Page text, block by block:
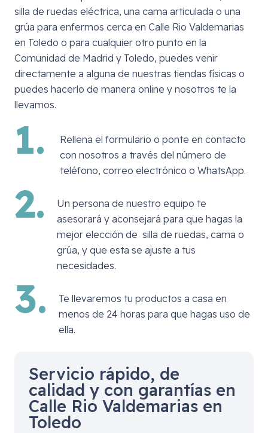
silla de ruedas eléctrica, una cama articulada o una
grúa para enfermos cerca en Calle Rio Valdemarias
en Toledo o para cualquier otro punto en la
Comunidad de Madrid y Toledo, puedes venir
directamente a alguna de nuestras tiendas físicas o
puedes hacerlo de manera online y nosotros te la
llevamos.
1.
Rellena el formulario o ponte en contacto
con nosotros a través del número de
teléfono, correo electrónico o WhatsApp.
2.
Un persona de nuestro equipo te
asesorará y aconsejará para que hagas la
mejor elección de silla de ruedas, cama o
grúa, y que esta se ajuste a tus
necesidades.
3.
Te llevaremos tu productos a casa en
menos de 24 horas para que hagas uso de
ella.
Servicio rápido, de
calidad y con garantías en
Calle Rio Valdemarias en
Toledo